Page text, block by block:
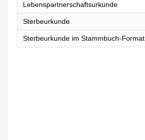
Lebenspartnerschaftsurkunde
Sterbeurkunde
Sterbeurkunde im Stammbuch-Format